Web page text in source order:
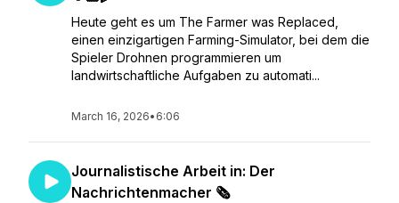
Heute geht es um The Farmer was Replaced,
einen einzigartigen Farming-Simulator, bei dem die
Spieler Drohnen programmieren um
landwirtschaftliche Aufgaben zu automati...
March 16, 2026• 6:06
Journalistische Arbeit in: Der
Nachrichtenmacher 🗞️